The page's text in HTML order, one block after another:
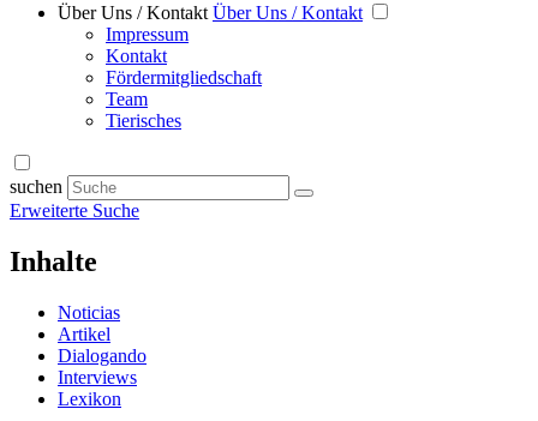
Über Uns / Kontakt Über Uns / Kontakt
Impressum
Kontakt
Fördermitgliedschaft
Team
Tierisches
suchen
Erweiterte Suche
Inhalte
Noticias
Artikel
Dialogando
Interviews
Lexikon